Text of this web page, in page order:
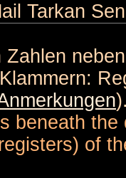
Tarkan
beneath
of